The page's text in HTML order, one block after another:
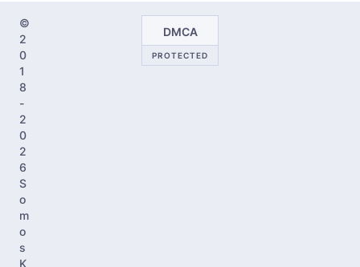
©
2
0
1
8
-
2
0
2
6
S
o
m
o
s
K
DMCA
PROTECTED